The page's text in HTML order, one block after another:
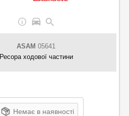
ASAM 05641
Ресора ходової частини
Немає в наявності